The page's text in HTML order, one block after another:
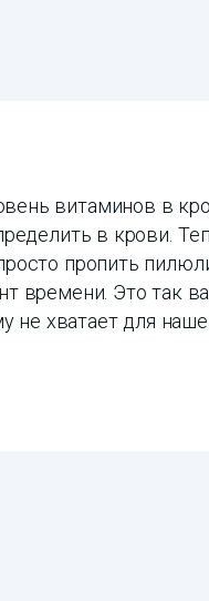
витаминов в
в крови.
пропить
времени. Это так
не хватает для